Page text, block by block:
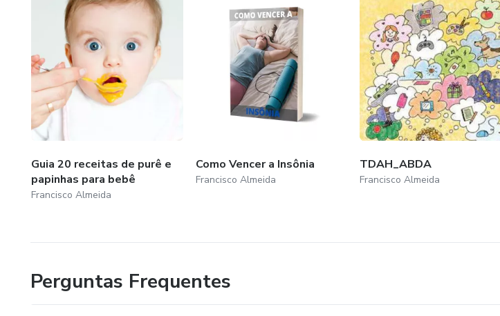
Guia 20 receitas de purê e
papinhas para bebê
Francisco Almeida
Como Vencer a Insônia
Francisco Almeida
TDAH_ABDA
Francisco Almeida
Perguntas Frequentes